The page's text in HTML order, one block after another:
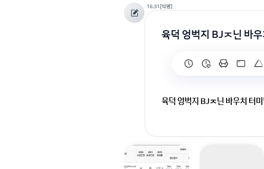
16:31[익명]
육덕 엉벅지 BJㅈ닌 바
육덕 엉벅지 BJㅈ닌 바우치 터